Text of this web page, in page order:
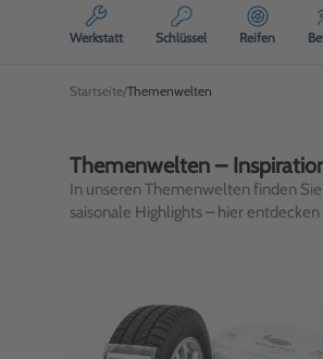
Werkstatt Schlüssel Reifen
Startseite Themenwelten
Themenwelten –
In unseren Themenwelten finden
saisonale Highlights – hier